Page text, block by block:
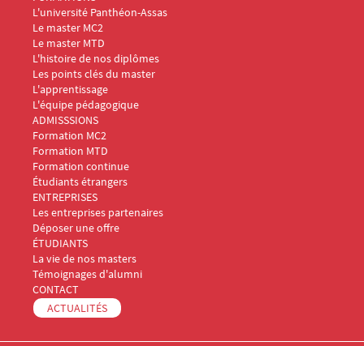
L'université Panthéon-Assas
Le master MC2
Le master MTD
L'histoire de nos diplômes
Les points clés du master
L'apprentissage
L'équipe pédagogique
Menu Footer Masters Marketing 2
ADMISSSIONS
Formation MC2
Formation MTD
Formation continue
Étudiants étrangers
Menu Footer Masters Marketing 3
ENTREPRISES
Les entreprises partenaires
Déposer une offre
Menu Footer Masters Marketing 4
ÉTUDIANTS
La vie de nos masters
Témoignages d'alumni
Menu Footer Masters Marketing 5
CONTACT
ACTUALITÉS